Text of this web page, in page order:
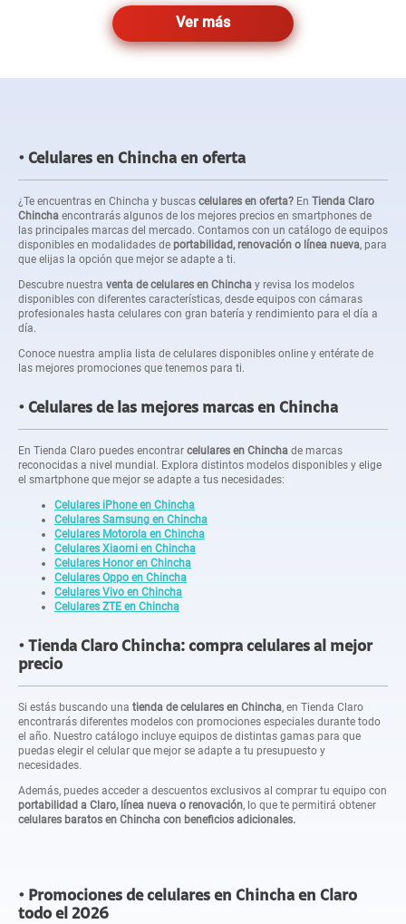
Ver más
Celulares en Chincha en oferta
¿Te encuentras en Chincha y buscas celulares en oferta? En Tienda Claro
Chincha encontrarás algunos de los mejores precios en smartphones de
las principales marcas del mercado. Contamos con un catálogo de equipos
disponibles en modalidades de portabilidad, renovación o línea nueva, para
que elijas la opción que mejor se adapte a ti.
Descubre nuestra venta de celulares en Chincha y revisa los modelos
disponibles con diferentes características, desde equipos con cámaras
profesionales hasta celulares con gran batería y rendimiento para el día a
día.
Conoce nuestra amplia lista de celulares disponibles online y entérate de
las mejores promociones que tenemos para ti.
Celulares de las mejores marcas en Chincha
En Tienda Claro puedes encontrar celulares en Chincha de marcas
reconocidas a nivel mundial. Explora distintos modelos disponibles y elige
el smartphone que mejor se adapte a tus necesidades:
Celulares iPhone en Chincha
Celulares Samsung en Chincha
Celulares Motorola en Chincha
Celulares Xiaomi en Chincha
Celulares Honor en Chincha
Celulares Oppo en Chincha
Celulares Vivo en Chincha
Celulares ZTE en Chincha
Tienda Claro Chincha: compra celulares al mejor
precio
Si estás buscando una tienda de celulares en Chincha, en Tienda Claro
encontrarás diferentes modelos con promociones especiales durante todo
el año. Nuestro catálogo incluye equipos de distintas gamas para que
puedas elegir el celular que mejor se adapte a tu presupuesto y
necesidades.
Además, puedes acceder a descuentos exclusivos al comprar tu equipo con
portabilidad a Claro, línea nueva o renovación, lo que te permitirá obtener
celulares baratos en Chincha con beneficios adicionales.
Promociones de celulares en Chincha en Claro
todo el 2026